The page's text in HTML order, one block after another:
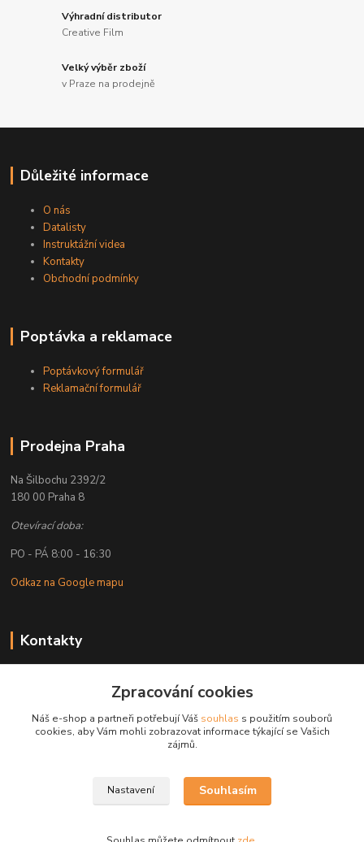
Výhradní distributor
Creative Film
Velký výběr zboží
v Praze na prodejně
Důležité informace
O nás
Datalisty
Instruktážní videa
Kontakty
Obchodní podmínky
Poptávka a reklamace
Poptávkový formulář
Reklamační formulář
Prodejna Praha
Na Šilbochu 2392/2
180 00 Praha 8
Otevírací doba:
PO - PÁ 8:00 - 16:30
Odkaz na Google mapu
Kontakty
+ 420 608 777 028
obchod@golemreklama.cz
Zpracování cookies
Náš e-shop a partneři potřebují Váš souhlas s použitím souborů
cookies, aby Vám mohli zobrazovat informace týkající se Vašich
zájmů.
Nastavení Souhlasím